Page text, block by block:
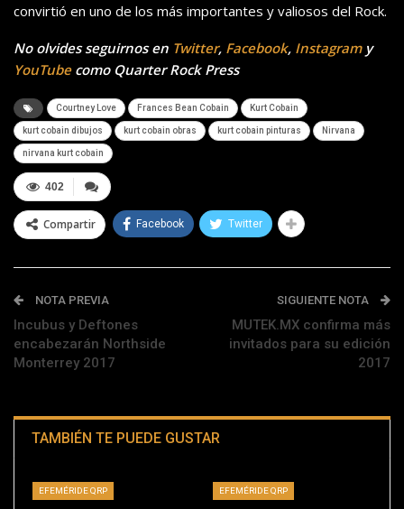
convirtió en uno de los más importantes y valiosos del Rock.
No olvides seguirnos en Twitter, Facebook, Instagramy
YouTubecomo Quarter Rock Press
Courtney Love Frances Bean Cobain Kurt Cobain
kurt cobain dibujos kurt cobain obras kurt cobain pinturas Nirvana
nirvana kurt cobain
402
Compartir Facebook Twitter
NOTA PREVIA
Incubus y Deftones
encabezarán Northside
Monterrey 2017
SIGUIENTE NOTA
MUTEK.MX confirma más
invitados para su edición
2017
TAMBIÉN TE PUEDE GUSTAR
EFEMÉRIDE QRP EFEMÉRIDE QRP